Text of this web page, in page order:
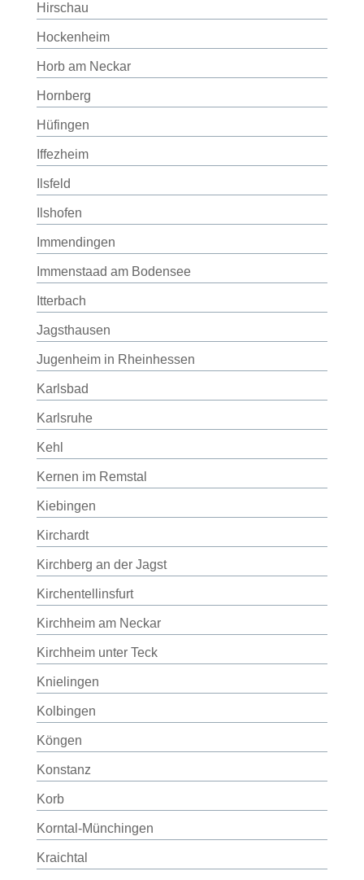
Hirschau
Hockenheim
Horb am Neckar
Hornberg
Hüfingen
Iffezheim
Ilsfeld
Ilshofen
Immendingen
Immenstaad am Bodensee
Itterbach
Jagsthausen
Jugenheim in Rheinhessen
Karlsbad
Karlsruhe
Kehl
Kernen im Remstal
Kiebingen
Kirchardt
Kirchberg an der Jagst
Kirchentellinsfurt
Kirchheim am Neckar
Kirchheim unter Teck
Knielingen
Kolbingen
Köngen
Konstanz
Korb
Korntal-Münchingen
Kraichtal